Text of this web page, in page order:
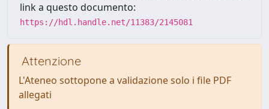
link a questo documento:
https://hdl.handle.net/11383/2145081
Attenzione
L'Ateneo sottopone a validazione solo i file PDF
allegati